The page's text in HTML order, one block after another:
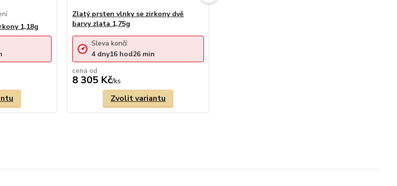
1,18g
Zlatý prsten vlnky se zirkony dvě
barvy zlata 1,75g
cena od
8 305 Kč/ks
Sleva končí:
4 dny16 hod26 min
Zvolit variantu